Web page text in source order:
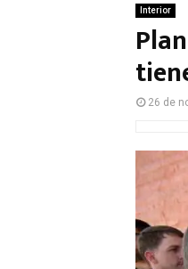
Interior
26 de